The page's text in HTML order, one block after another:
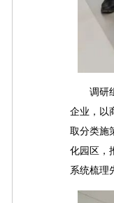
调研组
企业，以
取分类施
化园区，
系统梳理